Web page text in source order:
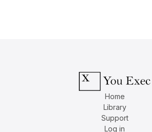
Home
Library
Support
Log in